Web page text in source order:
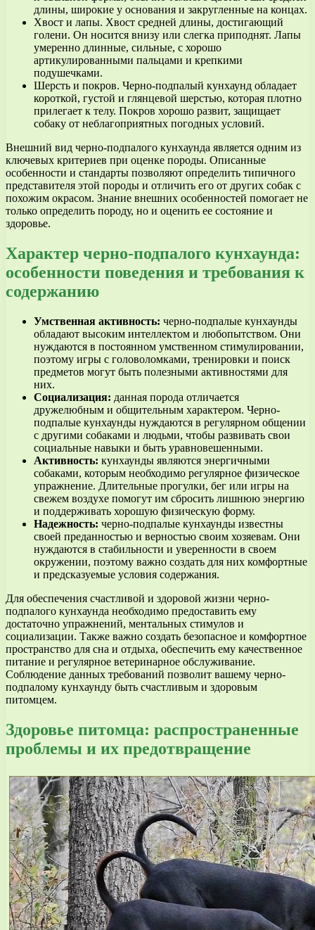
длины, широкие у основания и закругленные на концах.
Хвост и лапы. Хвост средней длины, достигающий
голени. Он носится внизу или слегка приподнят. Лапы
умеренно длинные, сильные, с хорошо
артикулированными пальцами и крепкими
подушечками.
Шерсть и покров. Черно-подпалый кунхаунд обладает
короткой, густой и глянцевой шерстью, которая плотно
прилегает к телу. Покров хорошо развит, защищает
собаку от неблагоприятных погодных условий.
Внешний вид черно-подпалого кунхаунда является одним из
ключевых критериев при оценке породы. Описанные
особенности и стандарты позволяют определить типичного
представителя этой породы и отличить его от других собак с
похожим окрасом. Знание внешних особенностей помогает не
только определить породу, но и оценить ее состояние и
здоровье.
Характер черно-подпалого кунхаунда:
особенности поведения и требования к
содержанию
Умственная активность: черно-подпалые кунхаунды
обладают высоким интеллектом и любопытством. Они
нуждаются в постоянном умственном стимулировании,
поэтому игры с головоломками, тренировки и поиск
предметов могут быть полезными активностями для
них.
Социализация: данная порода отличается
дружелюбным и общительным характером. Черно-
подпалые кунхаунды нуждаются в регулярном общении
с другими собаками и людьми, чтобы развивать свои
социальные навыки и быть уравновешенными.
Активность: кунхаунды являются энергичными
собаками, которым необходимо регулярное физическое
упражнение. Длительные прогулки, бег или игры на
свежем воздухе помогут им сбросить лишнюю энергию
и поддерживать хорошую физическую форму.
Надежность: черно-подпалые кунхаунды известны
своей преданностью и верностью своим хозяевам. Они
нуждаются в стабильности и уверенности в своем
окружении, поэтому важно создать для них комфортные
и предсказуемые условия содержания.
Для обеспечения счастливой и здоровой жизни черно-
подпалого кунхаунда необходимо предоставить ему
достаточно упражнений, ментальных стимулов и
социализации. Также важно создать безопасное и комфортное
пространство для сна и отдыха, обеспечить ему качественное
питание и регулярное ветеринарное обслуживание.
Соблюдение данных требований позволит вашему черно-
подпалому кунхаунду быть счастливым и здоровым
питомцем.
Здоровье питомца: распространенные
проблемы и их предотвращение